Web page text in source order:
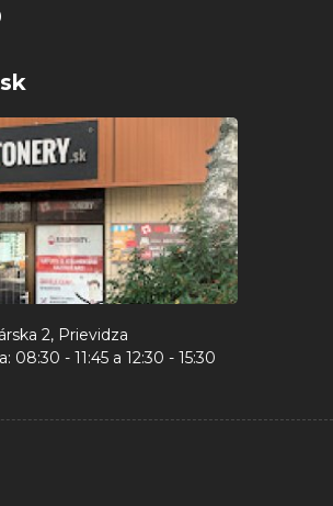
2, Prievidza
08:30 - 11:45 a 12:30 - 15:30